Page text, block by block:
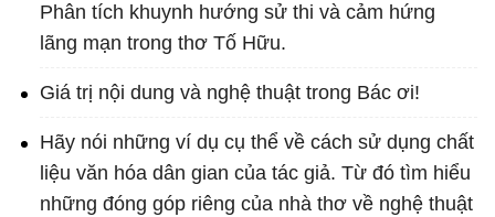
Phân tích khuynh hướng sử thi và cảm hứng
lãng mạn trong thơ Tố Hữu.
Giá trị nội dung và nghệ thuật trong Bác ơi!
Hãy nói những ví dụ cụ thể về cách sử dụng chất
liệu văn hóa dân gian của tác giả. Từ đó tìm hiểu
những đóng góp riêng của nhà thơ về nghệ thuật